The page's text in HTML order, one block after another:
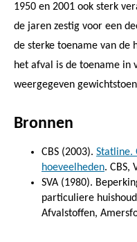
1950 en 2001 ook sterk
de jaren zestig voor een
de sterke toename van de
het afval is de toename in
weergegeven
Bronnen
CBS (2003). Statline.
hoeveelheden. CBS,
SVA (1980).
particuliere
Afvalstoffen,